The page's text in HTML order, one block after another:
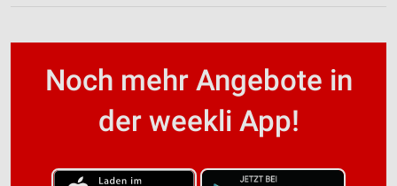
Noch mehr Angebote in
der weekli App!